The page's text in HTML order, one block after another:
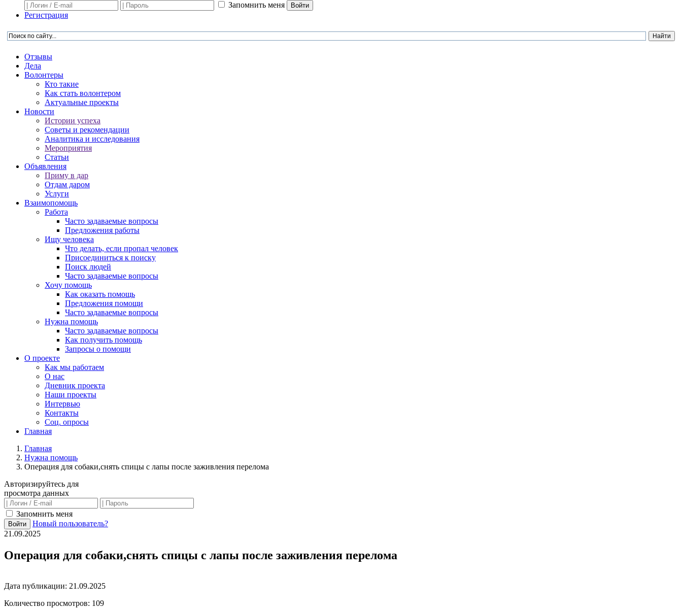
Запомнить меня
Войти
Регистрация
Отзывы
Дела
Волонтеры
Кто такие
Как стать волонтером
Актуальные проекты
Новости
Истории успеха
Советы и рекомендации
Аналитика и исследования
Мероприятия
Статьи
Объявления
Приму в дар
Отдам даром
Услуги
Взаимопомощь
Работа
Часто задаваемые вопросы
Предложения работы
Ищу человека
Что делать, если пропал человек
Присоединиться к поиску
Поиск людей
Часто задаваемые вопросы
Хочу помощь
Как оказать помощь
Предложения помощи
Часто задаваемые вопросы
Нужна помощь
Часто задаваемые вопросы
Как получить помощь
Запросы о помощи
О проекте
Как мы работаем
О нас
Дневник проекта
Наши проекты
Интервью
Контакты
Соц. опросы
Главная
Главная
Нужна помощь
Операция для собаки,снять спицы с лапы после заживления перелома
Авторизируйтесь для
просмотра данных
Запомнить меня
Войти
Новый пользователь?
21.09.2025
Операция для собаки,снять спицы с лапы после заживления перелома
Дата публикации: 21.09.2025
Количество просмотров: 109